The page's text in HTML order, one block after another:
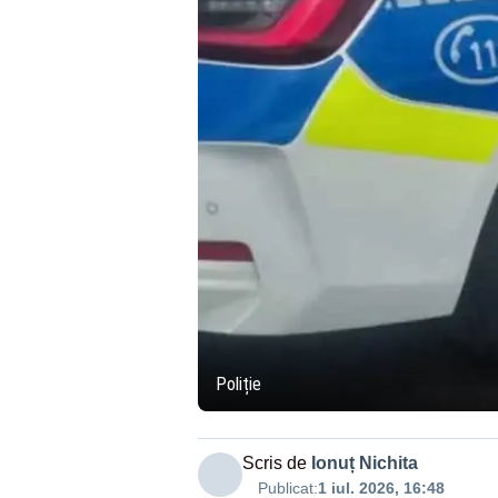
Poliție
Scris de Ionuț Nichita
Publicat:1 iul. 2026, 16:48